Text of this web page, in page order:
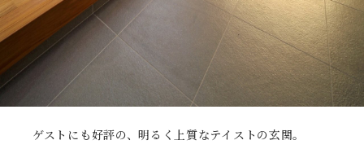
ゲストにも好評の、明るく上質なテイストの玄関。